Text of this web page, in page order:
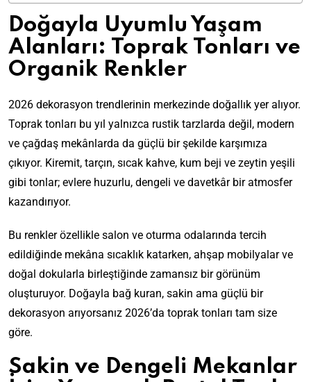
Doğayla Uyumlu Yaşam
Alanları: Toprak Tonları ve
Organik Renkler
2026 dekorasyon trendlerinin merkezinde doğallık yer alıyor.
Toprak tonları bu yıl yalnızca rustik tarzlarda değil, modern
ve çağdaş mekânlarda da güçlü bir şekilde karşımıza
çıkıyor. Kiremit, tarçın, sıcak kahve, kum beji ve zeytin yeşili
gibi tonlar; evlere huzurlu, dengeli ve davetkâr bir atmosfer
kazandırıyor.
Bu renkler özellikle salon ve oturma odalarında tercih
edildiğinde mekâna sıcaklık katarken, ahşap mobilyalar ve
doğal dokularla birleştiğinde zamansız bir görünüm
oluşturuyor. Doğayla bağ kuran, sakin ama güçlü bir
dekorasyon arıyorsanız 2026’da toprak tonları tam size
göre.
Sakin ve Dengeli Mekanlar